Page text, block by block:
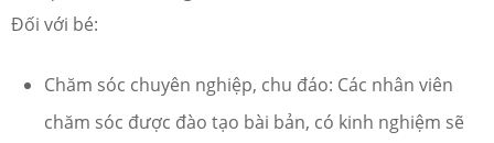
Đối với bé:
Chăm sóc chuyên nghiệp, chu đáo: Các nhân viên
chăm sóc được đào tạo bài bản, có kinh nghiệm sẽ